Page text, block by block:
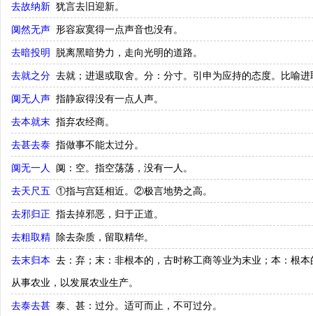
去故纳新 犹言去旧迎新。
阒然无声 形容寂寞得一点声音也没有。
去暗投明 脱离黑暗势力，走向光明的道路。
去就之分 去就；进退或取舍。分：分寸。引申为应持的态度。比喻
阒无人声 指静寂得没有一点人声。
去本就末 指弃农经商。
去甚去泰 指做事不能太过分。
阒无一人 阒：空。指空荡荡，没有一人。
去天尺五 ①指与宫廷相近。②极言地势之高。
去邪归正 指去掉邪恶，归于正道。
去粗取精 除去杂质，留取精华。
去末归本 去：弃；末：非根本的，古时称工商等业为末业；本：根
从事农业，以发展农业生产。
去泰去甚 泰、甚：过分。适可而止，不可过分。